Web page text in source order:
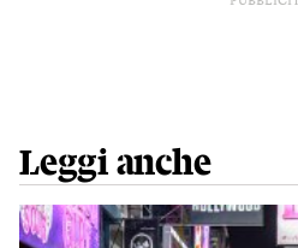
Leggi anche